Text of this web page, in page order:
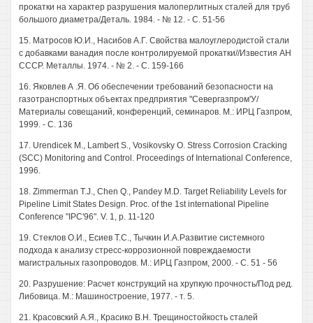
прокатки на характер разрушения малоперлитных сталей для труб
большого диаметра/Деталь. 1984. - № 12. - С. 51-56
15. Матросов Ю.И., Насибов А.Г. Свойства малоуглеродистой стали
с добавками ванадия после контролируемой прокатки//Известия АН
СССР. Металлы. 1974. - № 2. - С. 159-166
16. Яковлев А .Я. Об обеспечении требований безопасности на
газотранспортных объектах предприятия "Севергазпром'У/
Материалы совещаний, конференций, семинаров. М.: ИРЦ Газпром,
1999. - С. 136
17. Urendicek М., Lambert S., Vosikovsky О. Stress Corrosion Cracking
(SCC) Monitoring and Control. Proceedings of International Conference,
1996.
18. Zimmerman T.J., Chen Q., Pandey M.D. Target Reliability Levels for
Pipeline Limit States Design. Proc. of the 1st international Pipeline
Conference "IPC'96". V. 1, p. 11-120
19. Стеклов О.И., Есиев T.C., Тычкин И.А.Развитие системного
подхода к анализу стресс-коррозионной повреждаемости
магистральных газопроводов. М.: ИРЦ Газпром, 2000. - С. 51 - 56
20. Разрушение: Расчет конструкций на хрупкую прочность/Под ред.
Либовица. М.: Машиностроение, 1977. - т. 5.
21. Красовский А.Я., Красико В.Н. Трещиностойкость сталей